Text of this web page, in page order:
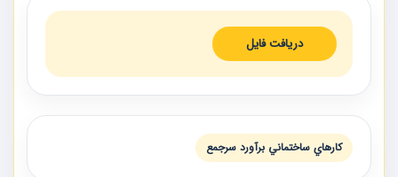
دریافت فایل
كارهاي ساختماني برآورد سرجمع